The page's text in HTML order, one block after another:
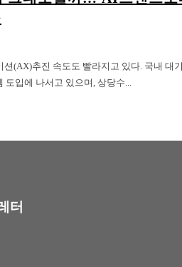
(AX)추진 속도도 빨라지고 있다. 국내 대
도입에 나서고 있으며, 상당수...
터